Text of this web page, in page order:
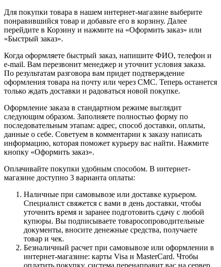
Для покупки товара в нашем интернет-магазине выберите
понравившийся товар и добавьте его в корзину. Далее
перейдите в Корзину и нажмите на «Оформить заказ» или
«Быстрый заказ».
Когда оформляете быстрый заказ, напишите ФИО, телефон и
e-mail. Вам перезвонит менеджер и уточнит условия заказа.
По результатам разговора вам придет подтверждение
оформления товара на почту или через СМС. Теперь останется
только ждать доставки и радоваться новой покупке.
Оформление заказа в стандартном режиме выглядит
следующим образом. Заполняете полностью форму по
последовательным этапам: адрес, способ доставки, оплаты,
данные о себе. Советуем в комментарии к заказу написать
информацию, которая поможет курьеру вас найти. Нажмите
кнопку «Оформить заказ».
Оплачивайте покупки удобным способом. В интернет-
магазине доступно 3 варианта оплаты:
Наличные при самовывозе или доставке курьером.
Специалист свяжется с вами в день доставки, чтобы
уточнить время и заранее подготовить сдачу с любой
купюры. Вы подписываете товаросопроводительные
документы, вносите денежные средства, получаете
товар и чек.
Безналичный расчет при самовывозе или оформлении в
интернет-магазине: карты Visa и MasterCard. Чтобы
оплатить покупку, система перенаправит вас на сервер